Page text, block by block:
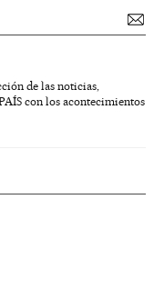
de las noticias,
con los acontecimientos